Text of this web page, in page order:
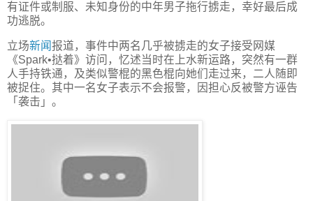
有证件或制服、未知身份的中年男子拖行掳走，幸好最后成
功逃脱。
立场新闻报道，事件中两名几乎被掳走的女子接受网媒
《Spark•挞着》访问，忆述当时在上水新运路，突然有一群
人手持铁通，及类似警棍的黑色棍向她们走过来，二人随即
被捉住。其中一名女子表示不会报警，因担心反被警方诬告
「袭击」。